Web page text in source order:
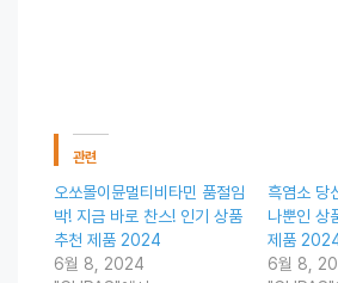
관련
오쏘몰이뮨멀티비타민 품절임
박! 지금 바로 찬스! 인기 상품
추천 제품 2024
6월 8, 2024
흑염소 당
나뿐인 상
제품
6월 8,